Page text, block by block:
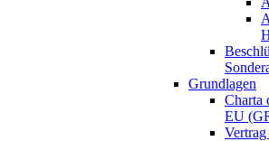
Grundlagen
Charta
EU